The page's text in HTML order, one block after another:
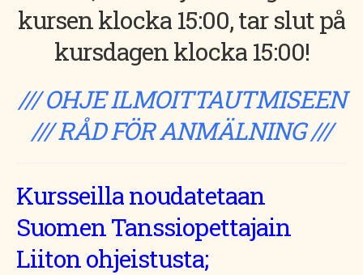
kursen klocka 15:00, tar slut på
kursdagen klocka 15:00!
/// OHJE ILMOITTAUTMISEEN
/// RÅD FÖR ANMÄLNING ///
Kursseilla noudatetaan
Suomen Tanssiopettajain
Liiton ohjeistusta;